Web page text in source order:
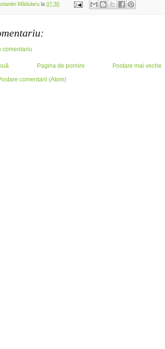
Mădularu la 07:30
comentariu
Postare mai veche
Pagina de pornire
comentarii (Atom)